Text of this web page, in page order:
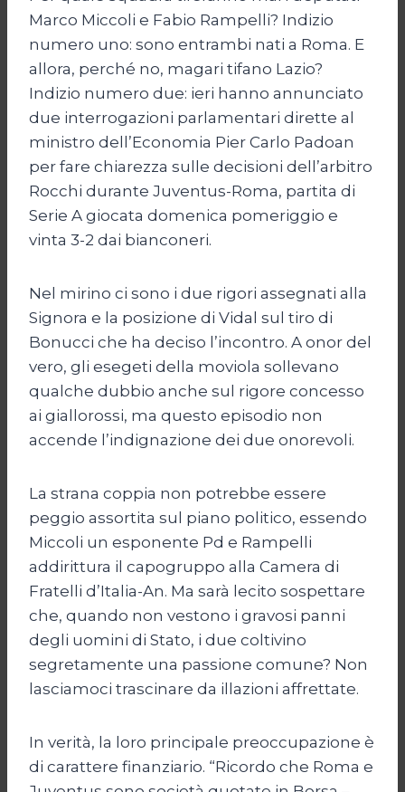
Marco Miccoli e Fabio Rampelli? Indizio
numero uno: sono entrambi nati a Roma. E
allora, perché no, magari tifano Lazio?
Indizio numero due: ieri hanno annunciato
due interrogazioni parlamentari dirette al
ministro dell’Economia Pier Carlo Padoan
per fare chiarezza sulle decisioni dell’arbitro
Rocchi durante Juventus-Roma, partita di
Serie A giocata domenica pomeriggio e
vinta 3-2 dai bianconeri.
Nel mirino ci sono i due rigori assegnati alla
Signora e la posizione di Vidal sul tiro di
Bonucci che ha deciso l’incontro. A onor del
vero, gli esegeti della moviola sollevano
qualche dubbio anche sul rigore concesso
ai giallorossi, ma questo episodio non
accende l’indignazione dei due onorevoli.
La strana coppia non potrebbe essere
peggio assortita sul piano politico, essendo
Miccoli un esponente Pd e Rampelli
addirittura il capogruppo alla Camera di
Fratelli d’Italia-An. Ma sarà lecito sospettare
che, quando non vestono i gravosi panni
degli uomini di Stato, i due coltivino
segretamente una passione comune? Non
lasciamoci trascinare da illazioni affrettate.
In verità, la loro principale preoccupazione è
di carattere finanziario. “Ricordo che Roma e